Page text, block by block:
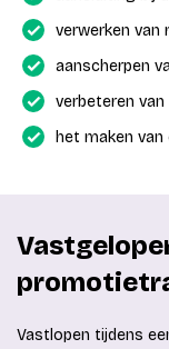
verwerken van
aanscherpen
verbeteren
het maken van
Vastlopen tijdens